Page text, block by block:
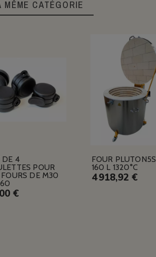
MÊME CATÉGORIE
DE 4
POUR
FOURS DE M30
€
FOUR PLUTON5S
160 L 1320°C
4 918,92 €